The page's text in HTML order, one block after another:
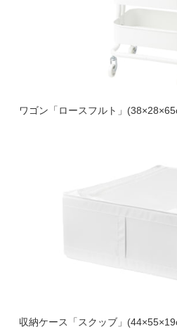
ワゴン「ロースフルト」
収納ケース「スクッブ」